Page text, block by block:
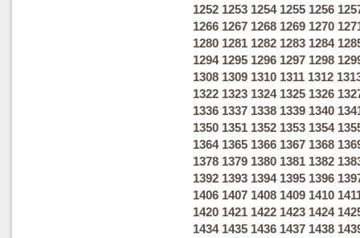
1252 1253 1254 1255 1256
1266 1267 1268 1269 1270
1280 1281 1282 1283 1284
1294 1295 1296 1297 1298
1308 1309 1310 1311 1312
1322 1323 1324 1325 1326
1336 1337 1338 1339 1340
1350 1351 1352 1353 1354
1364 1365 1366 1367 1368
1378 1379 1380 1381 1382
1392 1393 1394 1395 1396
1406 1407 1408 1409 1410
1420 1421 1422 1423 1424
1434 1435 1436 1437 1438